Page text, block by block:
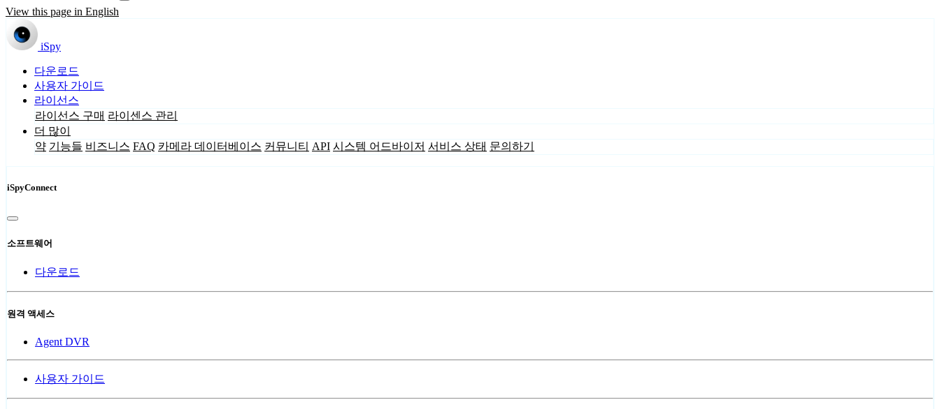
View this page in English
iSpy
다운로드
사용자 가이드
라이선스
라이선스 구매 라이센스 관리
더 많이
약 기능들 비즈니스 FAQ 카메라 데이터베이스 커뮤니티 API 시스템 어드바이저 서비스 상태 문의하기
iSpyConnect
소프트웨어
다운로드
원격 액세스
Agent DVR
사용자 가이드